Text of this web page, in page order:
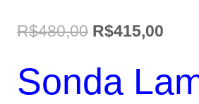
R$480,00 O
original
R$415,00
atual
Sonda